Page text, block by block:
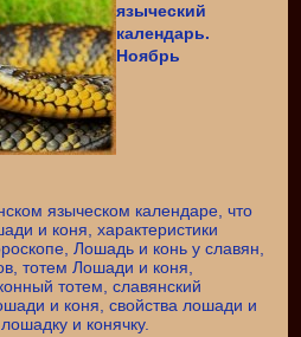
языческий
календарь.
Ноябрь